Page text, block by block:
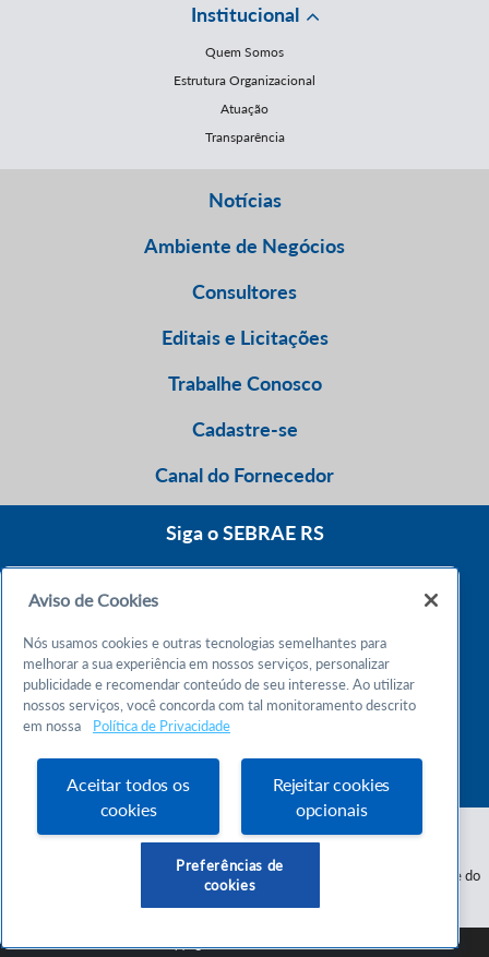
Institucional
Quem Somos
Estrutura Organizacional
Atuação
Transparência
Notícias
Ambiente de Negócios
Consultores
Editais e Licitações
Trabalhe Conosco
Cadastre-se
Canal do Fornecedor
Siga o SEBRAE RS
Atendimento 24h
Chame no WhatsApp
Atendimento das 9h às 18h
Serviço de Apoio às Micro e Pequenas Empresas do Estado do Rio Grande do
Aviso de Cookies
Nós usamos cookies e outras tecnologias semelhantes para
melhorar a sua experiência em nossos serviços, personalizar
publicidade e recomendar conteúdo de seu interesse. Ao utilizar
nossos serviços, você concorda com tal monitoramento descrito
em nossa
Política de Privacidade
Aceitar todos os
cookies
Rejeitar cookies
opcionais
Preferências de
cookies